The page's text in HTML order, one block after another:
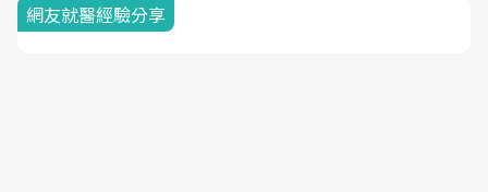
網友就醫經驗分享